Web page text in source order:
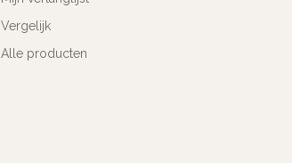
Vergelijk
Alle producten